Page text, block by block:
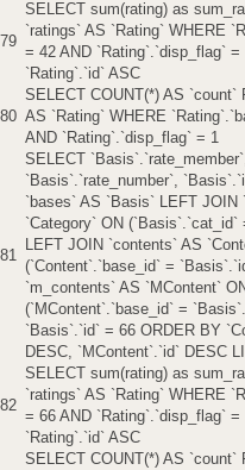
79
SELECT sum(rating) as
`ratings` AS `Rating` WHERE
= 42 AND `Rating`.`disp_flag`
`Rating`.`id` ASC
80
SELECT COUNT(*) AS `count`
AS `Rating` WHERE
AND `Rating`.`disp_flag` = 1
81
SELECT
`Basis`.`rate_number`,
`bases` AS `Basis` LEFT JOIN
`Category` ON (`Basis`.`cat_id`
LEFT JOIN `contents` AS
(`Content`.`base_id` =
`m_contents` AS `MContent`
(`MContent`.`base_id` =
`Basis`.`id` = 66 ORDER BY
DESC, `MContent`.`id` DESC
82
SELECT sum(rating) as
`ratings` AS `Rating` WHERE
= 66 AND `Rating`.`disp_flag`
`Rating`.`id` ASC
SELECT COUNT(*) AS `count`